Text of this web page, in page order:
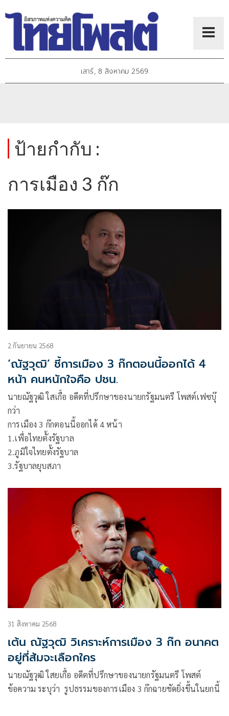
เสาร์, 8 สิงหาคม 2569
ป้ายกำกับ :
การเมือง 3 ก๊ก
2 กันยายน 2568
‘ณัฐวุฒิ’ ชี้การเมือง 3 ก๊กตอนนี้ออกได้ 4
หน้า คนหนักใจคือ ปชน.
นายณัฐวุฒิ ใสเกื้อ อดีตที่ปรึกษาของนายกรัฐมนตรี โพสต์เฟซบุ๊
กว่า
การเมือง 3 ก๊กตอนนี้ออกได้ 4 หน้า
1.เพื่อไทยตั้งรัฐบาล
2.ภูมิใจไทยตั้งรัฐบาล
3.รัฐบาลยุบสภา
31 สิงหาคม 2568
เต้น ณัฐวุฒิ วิเคราะห์การเมือง 3 ก๊ก อนาคต
อยู่ที่ส้มจะเลือกใคร
นายณัฐวุฒิ ใสยเกื้อ อดีตที่ปรึกษาของนายกรัฐมนตรี โพสต์
ข้อความ ระบุว่า รูปธรรมของการเมือง 3 ก๊กฉายชัดยิ่งขึ้นในยกนี้